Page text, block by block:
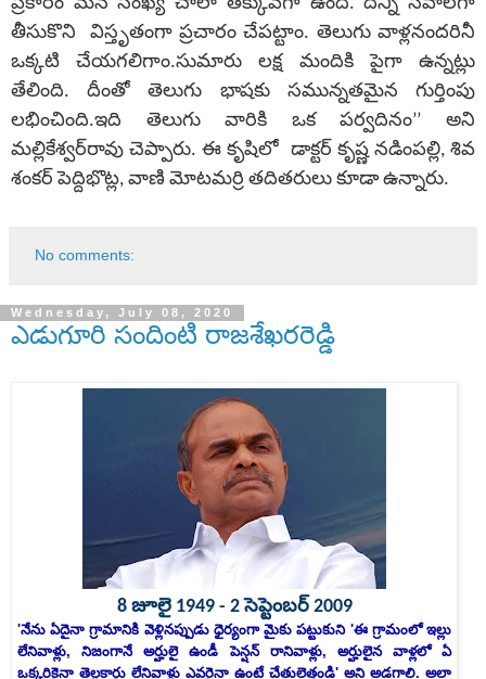
తీసుకొని విస్తృతంగా ప్రచారం చేపట్టాం. తెలుగు వాళ్లనందరినీ
ఒక్కటి చేయగలిగాం.సుమారు లక్ష మందికి పైగా ఉన్నట్లు
తేలింది. దీంతో తెలుగు భాషకు సమున్నతమైన గుర్తింపు
లభించింది.ఇది తెలుగు వారికి ఒక పర్వదినం’’ అని
మల్లికేశ్వర్‌రావు చెప్పారు. ఈ కృషిలో డాక్టర్‌ కృష్ణ నడింపల్లి, శివ
శంకర్‌ పెద్దిభొట్ల, వాణి మోటమర్రి తదితరులు కూడా ఉన్నారు.
No comments:
Wednesday, July 08, 2020
ఎడుగూరి సందింటి రాజశేఖరరెడ్డి
8 జూలై 1949 - 2 సెప్టెంబర్ 2009
'నేను ఏదైనా గ్రామానికి వెళ్లినప్పుడు ధైర్యంగా మైకు పట్టుకుని 'ఈ గ్రామంలో ఇల్లు
లేనివాళ్లు, నిజంగానే అర్హులై ఉండీ పెన్షన్‌ రానివాళ్లు, అర్హులైన వాళ్లలో ఏ
ఒక్కరికైనా తెల్లకార్డు లేనివాళ్లు ఎవరైనా ఉంటే చేతులెత్తండి' అని అడగాలి. అలా